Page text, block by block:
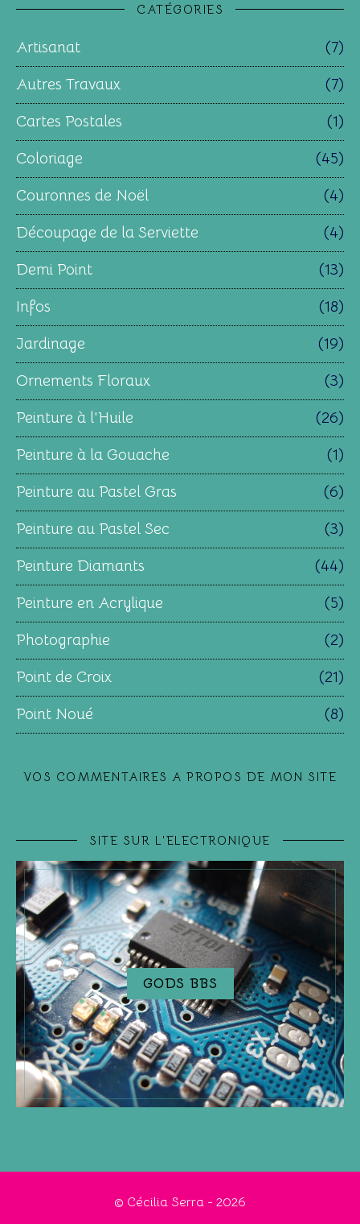
CATÉGORIES
Artisanat
(7)
Autres Travaux
(7)
Cartes Postales
(1)
Coloriage
(45)
Couronnes de Noël
(4)
Découpage de la Serviette
(4)
Demi Point
(13)
Infos
(18)
Jardinage
(19)
Ornements Floraux
(3)
Peinture à l'Huile
(26)
Peinture à la Gouache
(1)
Peinture au Pastel Gras
(6)
Peinture au Pastel Sec
(3)
Peinture Diamants
(44)
Peinture en Acrylique
(5)
Photographie
(2)
Point de Croix
(21)
Point Noué
(8)
VOS COMMENTAIRES A PROPOS DE MON SITE
SITE SUR L'ELECTRONIQUE
GODS BBS
© Cécilia Serra - 2026